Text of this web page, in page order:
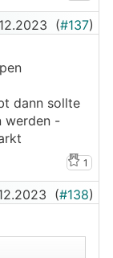
(#137)
dann sollte
werden -
1
(#138)